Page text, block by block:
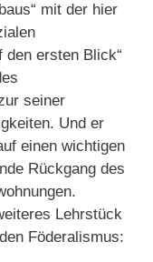
mit der hier
den ersten Blick“
seiner
Und er
einen wichtigen
Rückgang des
Lehrstück
Föderalismus: